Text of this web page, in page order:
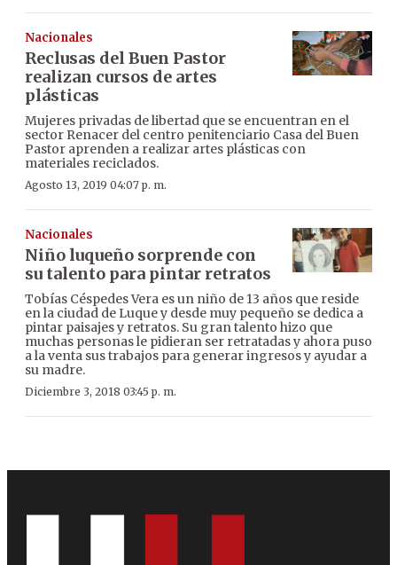
Nacionales
Reclusas del Buen Pastor
realizan cursos de artes
plásticas
Mujeres privadas de libertad que se encuentran en el
sector Renacer del centro penitenciario Casa del Buen
Pastor aprenden a realizar artes plásticas con
materiales reciclados.
Agosto 13, 2019 04:07 p. m.
Nacionales
Niño luqueño sorprende con
su talento para pintar retratos
Tobías Céspedes Vera es un niño de 13 años que reside
en la ciudad de Luque y desde muy pequeño se dedica a
pintar paisajes y retratos. Su gran talento hizo que
muchas personas le pidieran ser retratadas y ahora puso
a la venta sus trabajos para generar ingresos y ayudar a
su madre.
Diciembre 3, 2018 03:45 p. m.